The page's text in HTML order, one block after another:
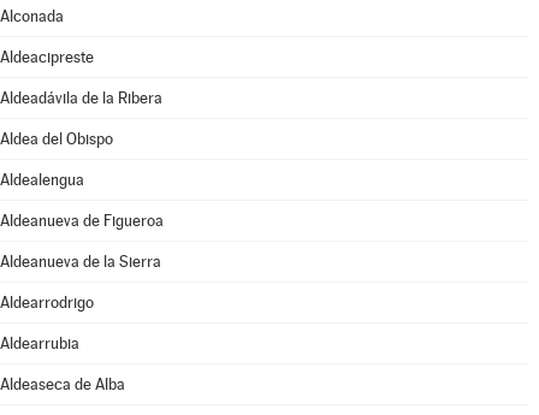
Alconada
Aldeacipreste
Aldeadávila de la Ribera
Aldea del Obispo
Aldealengua
Aldeanueva de Figueroa
Aldeanueva de la Sierra
Aldearrodrigo
Aldearrubia
Aldeaseca de Alba